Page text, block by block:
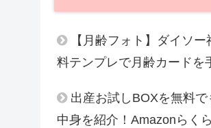
【月齢フォト】ダイソ
料テンプレで月齢カードを
出産お試しBOXを無料で
中身を紹介！Amazonらく